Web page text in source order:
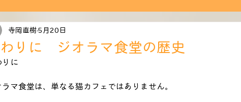
りに ジオラマ食堂の歴史
寺岡直樹 5月20日
りに
ラマ食堂は、単なる猫カフェではありません。